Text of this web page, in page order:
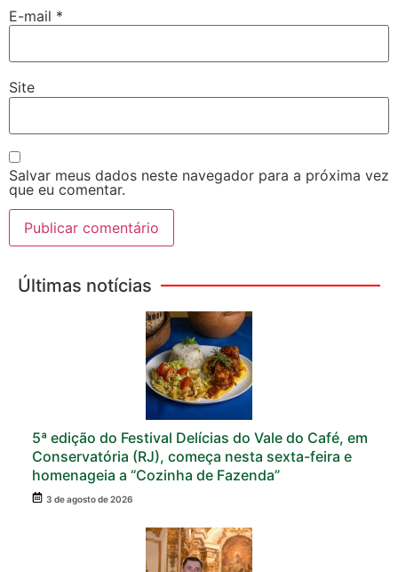
E-mail *
Site
Salvar meus dados neste navegador para a próxima vez
que eu comentar.
Últimas notícias
5ª edição do Festival Delícias do Vale do Café, em
Conservatória (RJ), começa nesta sexta-feira e
homenageia a “Cozinha de Fazenda”
3 de agosto de 2026